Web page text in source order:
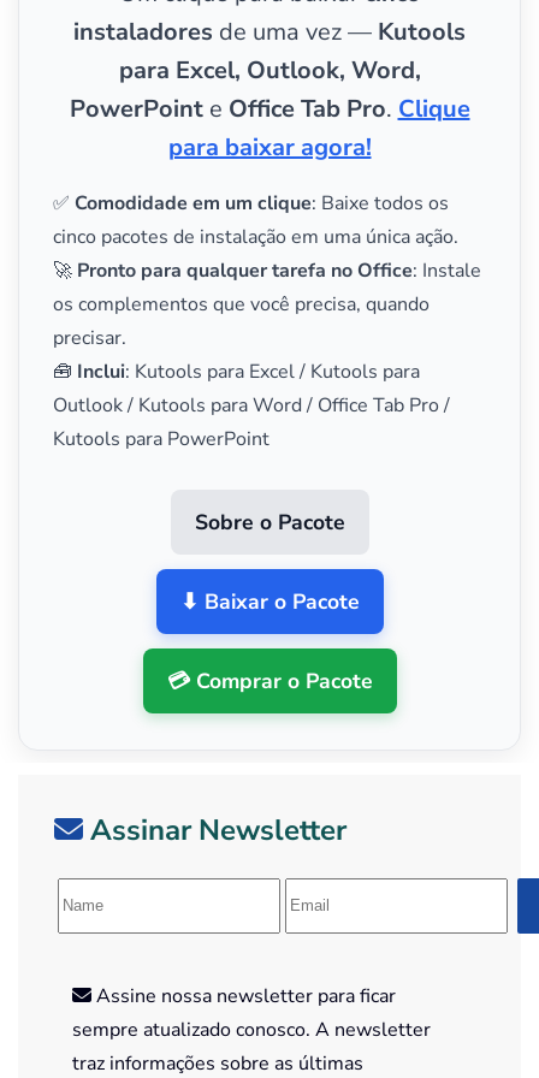
instaladores de uma vez — Kutools
para Excel, Outlook, Word,
PowerPointe Office Tab Pro. Clique
para baixar agora!
✅ Comodidade em um clique: Baixe todos os
cinco pacotes de instalação em uma única ação.
🚀 Pronto para qualquer tarefa no Office: Instale
os complementos que você precisa, quando
precisar.
🧰 Inclui: Kutools para Excel / Kutools para
Outlook / Kutools para Word / Office Tab Pro /
Kutools para PowerPoint
Sobre o Pacote
⬇ Baixar o Pacote
💳 Comprar o Pacote
Assinar Newsletter
Assine nossa newsletter para ficar
sempre atualizado conosco. A newsletter
traz informações sobre as últimas